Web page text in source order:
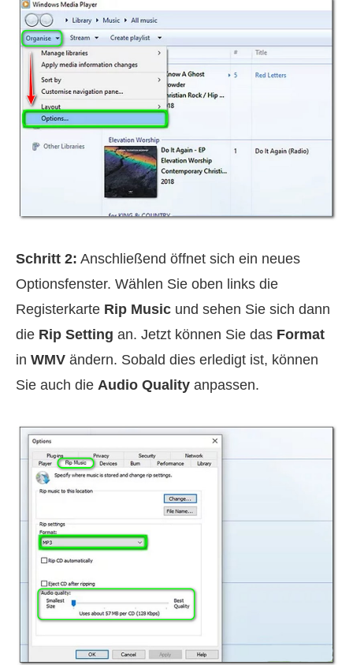
Schritt 2: Anschließend öffnet sich ein neues
Optionsfenster. Wählen Sie oben links die
Registerkarte Rip Music und sehen Sie sich dann
die Rip Setting an. Jetzt können Sie das Format
in WMV ändern. Sobald dies erledigt ist, können
Sie auch die Audio Quality anpassen.